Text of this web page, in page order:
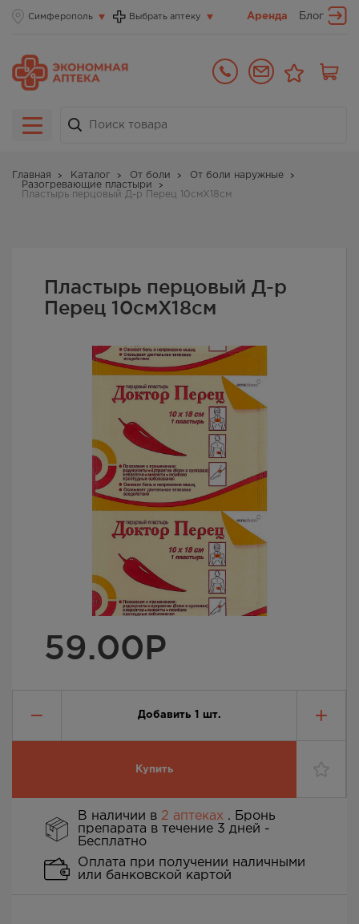
Симферополь Выбрать аптеку Аренда Блог
Главная Каталог От боли
От боли наружные
Разогревающие пластыри
Пластырь перцовый Д-р Перец 10смX18см
Пластырь перцовый Д-р
Перец 10смX18см
59.00Р
Добавить 1 шт.
Купить
В наличии в 2 аптеках . Бронь
препарата в течение 3 дней -
Бесплатно
Оплата при получении наличными
или банковской картой